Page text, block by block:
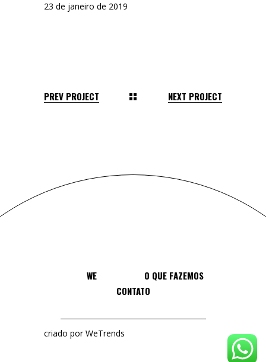
23 de janeiro de 2019
PREV PROJECT NEXT PROJECT
WE
O QUE FAZEMOS
CONTATO
criado por WeTrends